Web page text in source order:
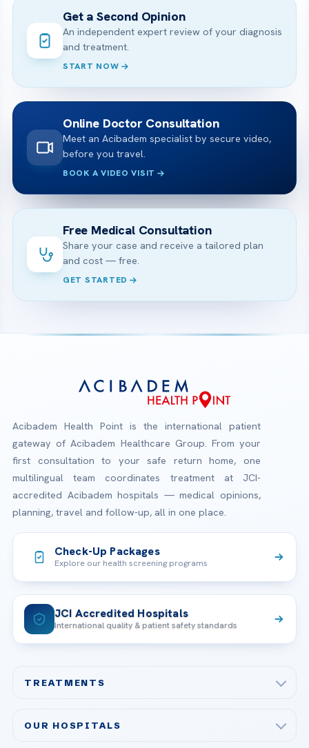
Get a Second Opinion
An independent expert review of your diagnosis
and treatment.
START NOW
Online Doctor Consultation
Meet an Acibadem specialist by secure video,
before you travel.
BOOK A VIDEO VISIT
Free Medical Consultation
Share your case and receive a tailored plan
and cost — free.
GET STARTED
Acibadem Health Point is the international patient
gateway of Acibadem Healthcare Group. From your
first consultation to your safe return home, one
multilingual team coordinates treatment at JCI-
accredited Acibadem hospitals — medical opinions,
planning, travel and follow-up, all in one place.
Check-Up Packages
Explore our health screening programs
JCI Accredited Hospitals
International quality & patient safety standards
TREATMENTS
OUR HOSPITALS